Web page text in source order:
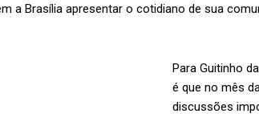
a Brasília apresentar o cotidiano de sua
Para Guitinho
é que no mês
discussões